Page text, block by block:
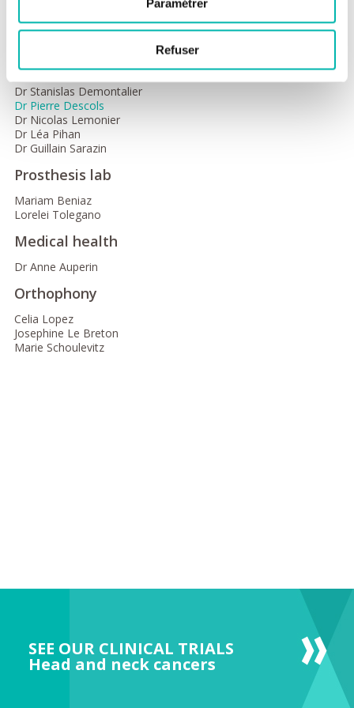
Paramétrer
Refuser
Dr Christina Kanaan
Odontology and prosthesis
Dr Stanislas Demontalier
Dr Pierre Descols
Dr Nicolas Lemonier
Dr Léa Pihan
Dr Guillain Sarazin
Prosthesis lab
Mariam Beniaz
Lorelei Tolegano
Medical health
Dr Anne Auperin
Orthophony
Celia Lopez
Josephine Le Breton
Marie Schoulevitz
SEE OUR CLINICAL TRIALS
Head and neck cancers